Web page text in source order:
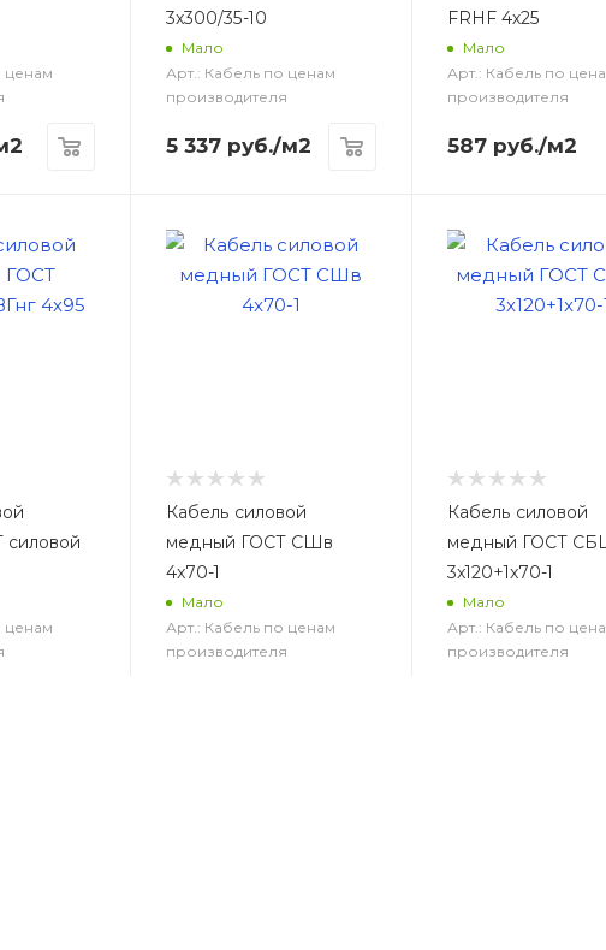
ценам
3x300/35-10
Мало
Арт.: Кабель по ценам
производителя
5 337руб./м2
FRHF 4х25
Мало
Арт.: Кабель по
производителя
587 руб./м2
ценам
Кабель силовой
медный ГОСТ СШв
4x70-1
Мало
Арт.: Кабель по ценам
производителя
Кабель силовой
медный ГОСТ
3x120+1x70-1
Мало
Арт.: Кабель по
производителя